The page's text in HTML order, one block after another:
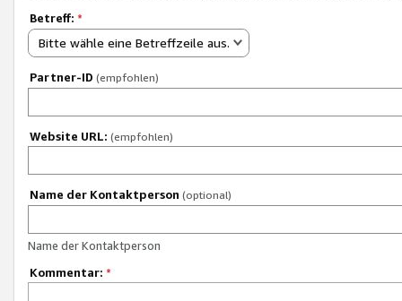
Betreff: *
Bitte wähle eine Betreffzeile aus.
Partner-ID (empfohlen)
Website URL: (empfohlen)
Name der Kontaktperson (optional)
Name der Kontaktperson
Kommentar: *